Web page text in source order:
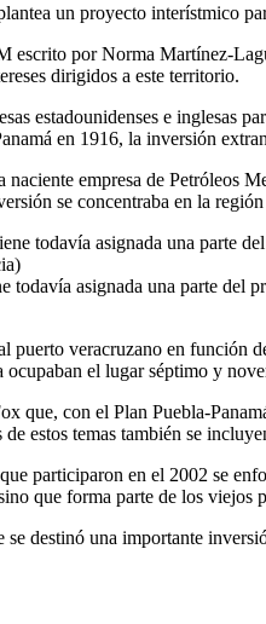
un proyecto interístmico
por Norma Martínez-
dirigidos a este territorio.
estadounidenses e inglesas
en 1916, la inversión
empresa de Petróleos
se concentraba en la
todavía asignada una parte del
puerto veracruzano en
el lugar séptimo y
que, con el Plan Puebla-
estos temas también se
participaron en el 2002 se
que forma parte de los viejos
destinó una importante